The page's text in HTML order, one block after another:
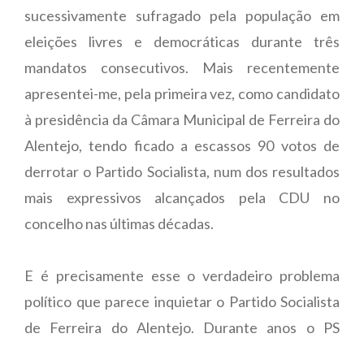
sucessivamente sufragado pela população em
eleições livres e democráticas durante três
mandatos consecutivos. Mais recentemente
apresentei-me, pela primeira vez, como candidato
à presidência da Câmara Municipal de Ferreira do
Alentejo, tendo ficado a escassos 90 votos de
derrotar o Partido Socialista, num dos resultados
mais expressivos alcançados pela CDU no
concelho nas últimas décadas.
E é precisamente esse o verdadeiro problema
político que parece inquietar o Partido Socialista
de Ferreira do Alentejo. Durante anos o PS